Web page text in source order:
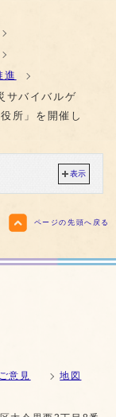
進
バイバルゲ
所」を開催し
表示
ページの先頭へ戻る
意見 地図